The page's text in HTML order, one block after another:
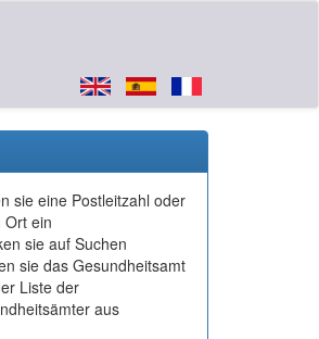
sie eine Postleitzahl oder
Ort ein
sie auf Suchen
sie das Gesundheitsamt
Liste der
aus